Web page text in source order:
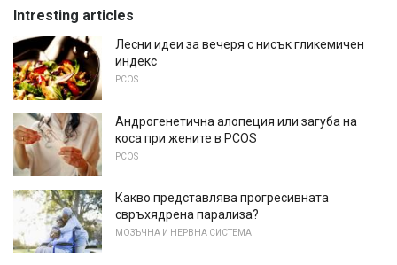
Intresting articles
Лесни идеи за вечеря с нисък гликемичен
индекс
PCOS
Андрогенетична алопеция или загуба на
коса при жените в PCOS
PCOS
Какво представлява прогресивната
свръхядрена парализа?
МОЗЪЧНА И НЕРВНА СИСТЕМА